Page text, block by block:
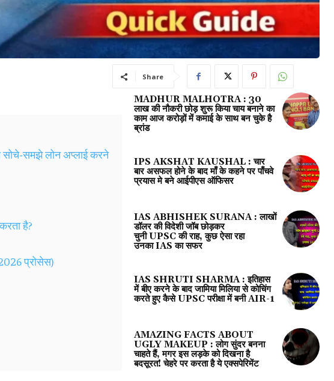
Share
समझे लोन अप्लाई करने
है?
प्रोसेस)
MADHUR MALHOTRA : 30
लाख की नौकरी छोड़ शुरू किया चाय बनाने का
काम आज करोड़ों में कमाई के साथ बन चुके है
ब्रांड
IPS AKSHAT KAUSHAL : चार
बार असफल होने के बाद माँ के कहने पर पाँचवे
प्रयास मे बने आईपीएस ऑफिसर
IAS ABHISHEK SURANA : लाखों
डॉलर की विदेशी जॉब छोड़कर
चुनी UPSC की राह, कुछ ऐसा रहा
उनका IAS का सफर
IAS SHRUTI SHARMA : इतिहास
में बीए करने के बाद जामिया मिलिया से कोचिंग
करते हुए कैसे UPSC परीक्षा में बनी AIR-1
AMAZING FACTS ABOUT
UGLY MAKEUP : लोग सुंदर बनना
चाहते हैं, मगर इस लड़के को दिखना है
बदसूरत! चेहरे पर करता है ये एक्सपेरिमेंट